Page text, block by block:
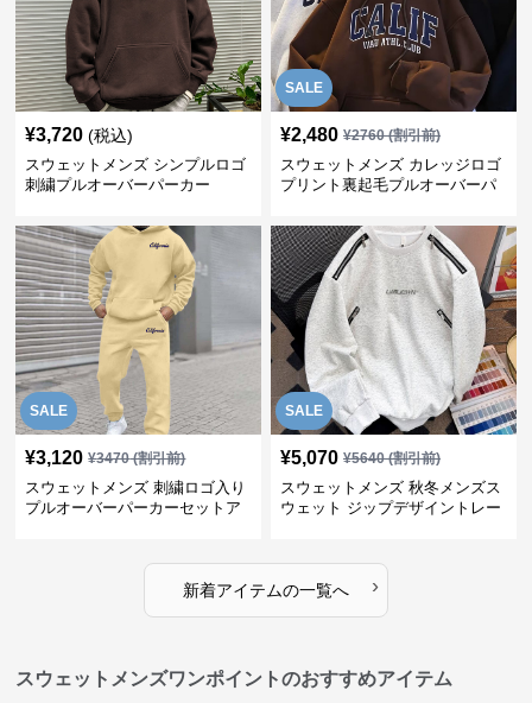
¥3,720 (税込)
スウェットメンズ シンプルロゴ
刺繍プルオーバーパーカー
SALE
¥2,480 ¥2760(割引前)
スウェットメンズ カレッジロゴ
プリント裏起毛プルオーバーパ
SALE
¥3,120 ¥3470(割引前)
スウェットメンズ 刺繍ロゴ入り
プルオーバーパーカーセットア
SALE
¥5,070 ¥5640(割引前)
スウェットメンズ 秋冬メンズス
ウェット ジップデザイントレー
新着アイテムの一覧へ ›
スウェットメンズワンポイントのおすすめアイテム